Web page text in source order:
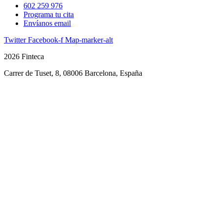
602 259 976
Programa tu cita
Envíanos email
Twitter Facebook-f Map-marker-alt
2026 Finteca
Carrer de Tuset, 8, 08006 Barcelona, España